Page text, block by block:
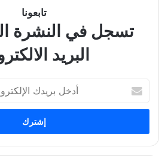
تابعونا
تسجل في النشرة
البريد
بريدك
الإلكتروني